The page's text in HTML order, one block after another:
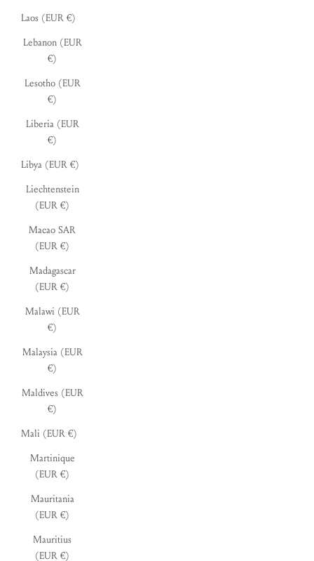
Laos (EUR €)
Lebanon (EUR
€)
Lesotho (EUR
€)
Liberia (EUR
€)
Libya (EUR €)
Liechtenstein
(EUR €)
Macao SAR
(EUR €)
Madagascar
(EUR €)
Malawi (EUR
€)
Malaysia (EUR
€)
Maldives (EUR
€)
Mali (EUR €)
Martinique
(EUR €)
Mauritania
(EUR €)
Mauritius
(EUR €)